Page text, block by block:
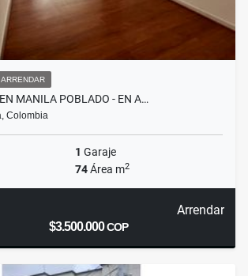
ARRENDAR
MANILA POBLADO - EN A…
Colombia
1 Garaje
74Área m2
Arrendar
$3.500.000COP